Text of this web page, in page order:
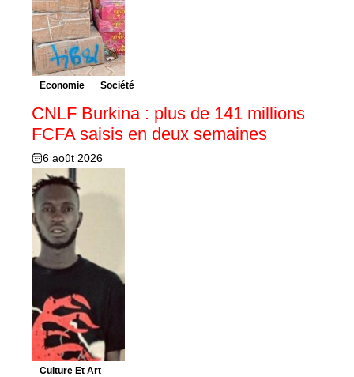
Economie Société
CNLF Burkina : plus de 141 millions
FCFA saisis en deux semaines
6 août 2026
Culture Et Art